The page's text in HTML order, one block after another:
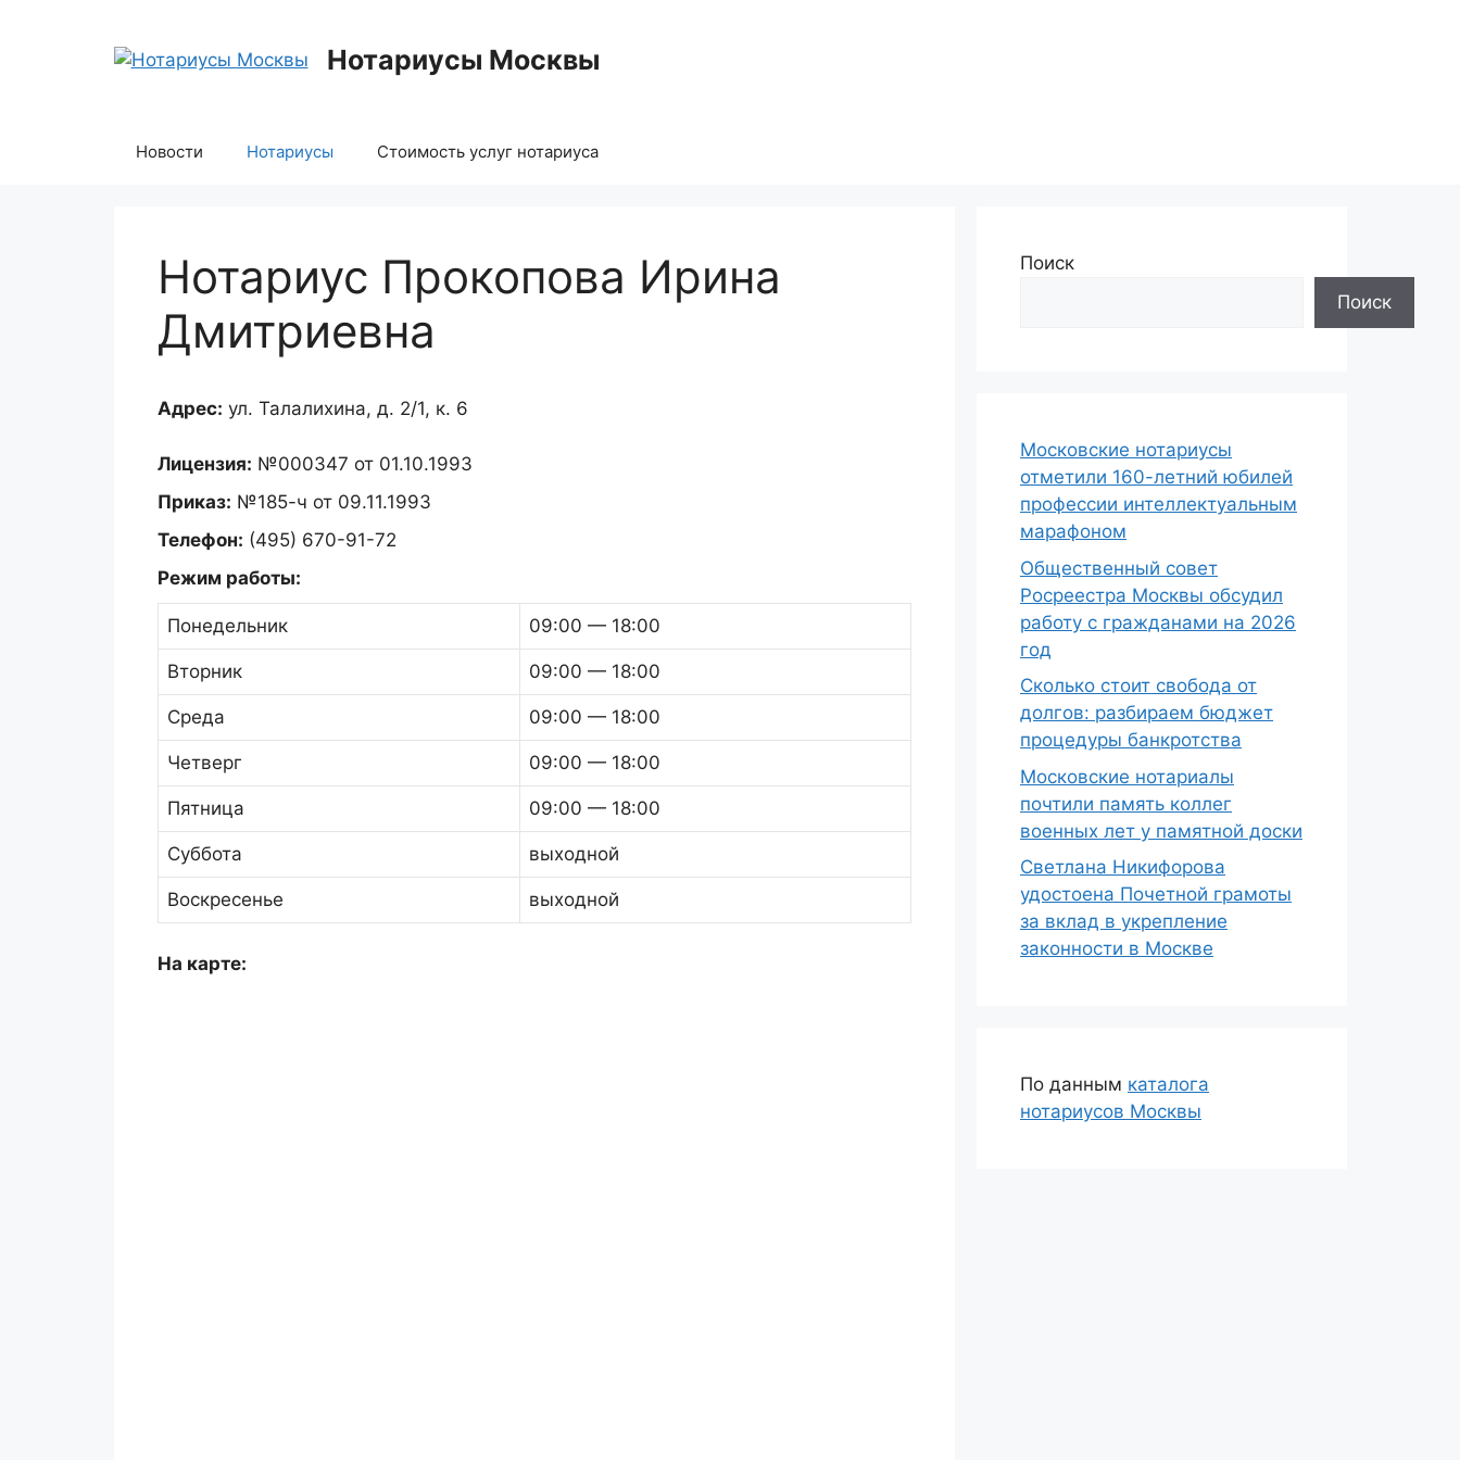
содержимому
Нотариусы Москвы
Новости Нотариусы Стоимость услуг нотариуса
Нотариус Прокопова Ирина
Дмитриевна
Адрес: ул. Талалихина, д. 2/1, к. 6
Лицензия: №000347 от 01.10.1993
Приказ: №185-ч от 09.11.1993
Телефон: (495) 670-91-72
Режим работы:
Понедельник 09:00 — 18:00
Вторник 09:00 — 18:00
Среда 09:00 — 18:00
Четверг 09:00 — 18:00
Пятница 09:00 — 18:00
Суббота выходной
Воскресенье выходной
На карте:
Поиск
Поиск
Московские нотариусы
отметили 160-летний юбилей
профессии интеллектуальным
марафоном
Общественный совет
Росреестра Москвы обсудил
работу с гражданами на 2026
год
Сколько стоит свобода от
долгов: разбираем бюджет
процедуры банкротства
Московские нотариалы
почтили память коллег
военных лет у памятной доски
Светлана Никифорова
удостоена Почетной грамоты
за вклад в укрепление
законности в Москве
По данным каталога
нотариусов Москвы